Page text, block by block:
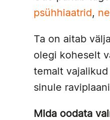
psühhiaatrid ,
Ta on aitab
olegi koheselt
temalt
sinule
Mida oodata